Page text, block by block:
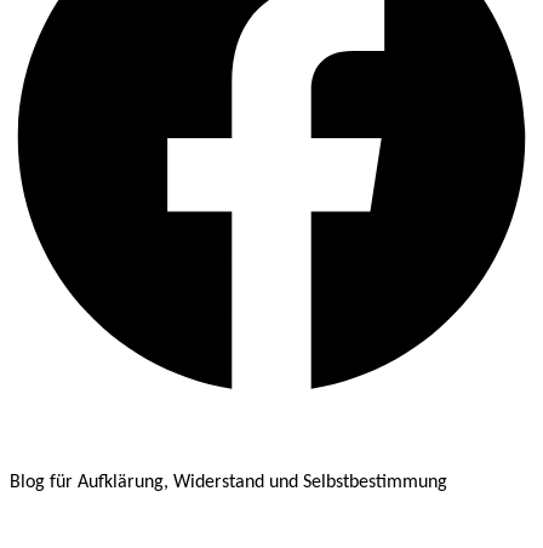
Blog für Aufklärung, Widerstand und Selbstbestimmung